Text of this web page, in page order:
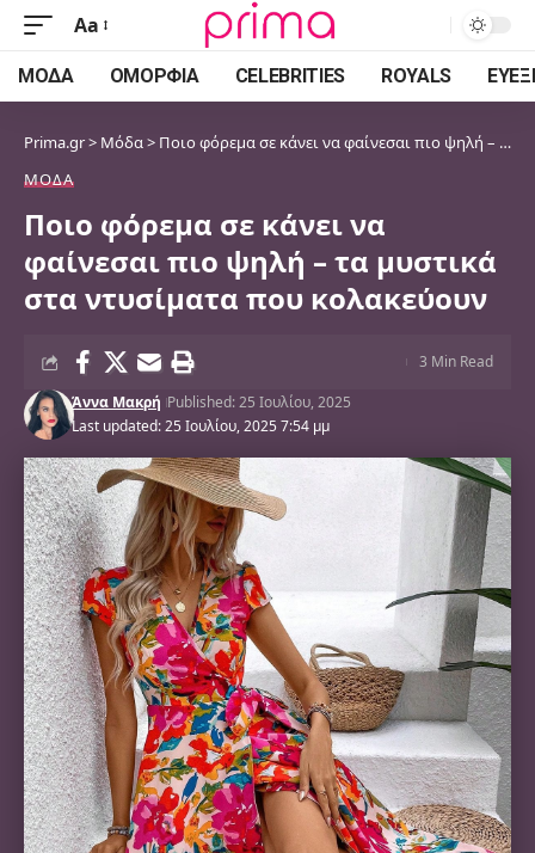
Font
Resizer
Aa
ΜΌΔΑ ΟΜΟΡΦΙΆ CELEBRITIES ROYALS
Prima.gr> Μόδα> Ποιο φόρεμα σε κάνει να φαίνεσαι πιο ψηλή – τα μυστικά στα ντυσίματα που κολακεύουν
ΜΌΔΑ
Ποιο φόρεμα σε κάνει να
φαίνεσαι πιο ψηλή – τα μυστικά
στα ντυσίματα που κολακεύουν
Last updated: 25 Ιουλίου, 2025 7:54 μμ
Άννα Μακρή Published: 25 Ιουλίου, 2025
3 Min Read